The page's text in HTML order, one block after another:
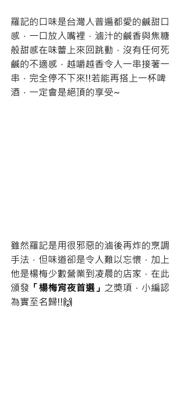
羅記的口味是台灣人普遍都愛的鹹甜口
感，一口放入嘴裡，滷汁的鹹香與焦糖
般甜感在味蕾上來回跳動，沒有任何死
鹹的不適感，越嚼越香令人一串接著一
串，完全停不下來!!若能再搭上一杯啤
酒，一定會是絕頂的享受~
雖然羅記是用很邪惡的滷後再炸的烹調
手法，但味道卻是令人難以忘懷，加上
他是楊梅少數營業到凌晨的店家，在此
頒發 「楊梅宵夜首選」 之獎項，小編認
為實至名歸!!🙌